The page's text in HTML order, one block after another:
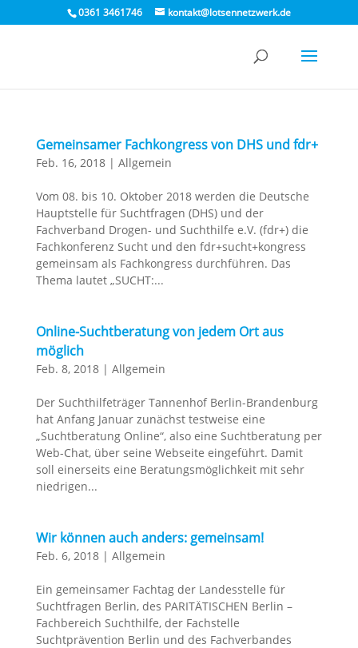
0361 3461746 kontakt@lotsennetzwerk.de
Gemeinsamer Fachkongress von DHS und fdr+
Feb. 16, 2018| Allgemein
Vom 08. bis 10. Oktober 2018 werden die Deutsche
Hauptstelle für Suchtfragen (DHS) und der
Fachverband Drogen- und Suchthilfe e.V. (fdr+) die
Fachkonferenz Sucht und den fdr+sucht+kongress
gemeinsam als Fachkongress durchführen. Das
Thema lautet „SUCHT:...
Online-Suchtberatung von jedem Ort aus
möglich
Feb. 8, 2018| Allgemein
Der Suchthilfeträger Tannenhof Berlin-Brandenburg
hat Anfang Januar zunächst testweise eine
„Suchtberatung Online“, also eine Suchtberatung per
Web-Chat, über seine Webseite eingeführt. Damit
soll einerseits eine Beratungsmöglichkeit mit sehr
niedrigen...
Wir können auch anders: gemeinsam!
Feb. 6, 2018| Allgemein
Ein gemeinsamer Fachtag der Landesstelle für
Suchtfragen Berlin, des PARITÄTISCHEN Berlin –
Fachbereich Suchthilfe, der Fachstelle
Suchtprävention Berlin und des Fachverbandes